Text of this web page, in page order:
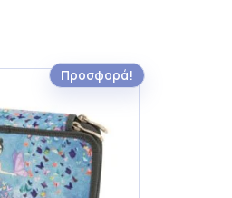
Προσφορά!